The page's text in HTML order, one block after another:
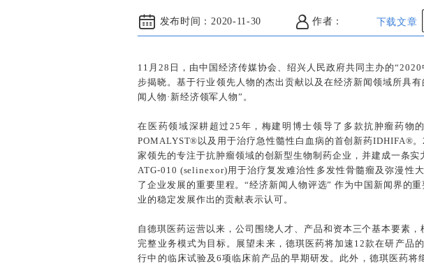
发布时间：2020-11-30 作者： 下载文章
11月28日，由中国经济传媒协会、绍兴人民政府共同主办的
步揭晓。基于行业领先人物的杰出贡献以及在经济新闻领域所具
闻人物·新经济领军人物”。
在医药领域深耕超过25年，梅建明博士领导了多款抗肿瘤药物
POMALYST®以及用于治疗急性髓性白血病的首创新药IDHIFA®
家领先的专注于抗肿瘤领域的创新型生物制药企业，并建成一条
ATG-010 (selinexor)用于治疗复发难治性多发性骨髓瘤及弥漫性
了企业发展的重要里程。“经济新闻人物评选” 作为中国新闻界的
业的稳定发展作出的贡献表示认可。
自德琪医药运营以来，公司围绕人才、产品和资本三个基本要素
完整业务模式为目标。展望未来，德琪医药将加速12款在研产品
行中的临床试验及6项临床前产品的早期研发。此外，德琪医药